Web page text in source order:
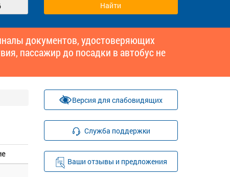
документов, удостоверяющих
пассажир до посадки в автобус не
Версия для слабовидящих
Служба поддержки
Ваши отзывы и предложения